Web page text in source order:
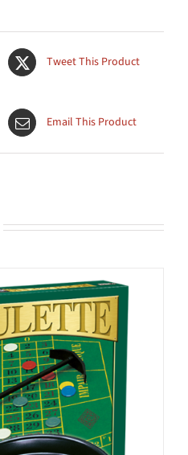
Tweet This Product
Email This Product